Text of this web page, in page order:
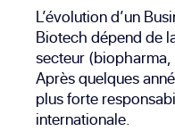
L’évolution d’un
Biotech dépend de
secteur
Après quelques
plus forte
internationale.